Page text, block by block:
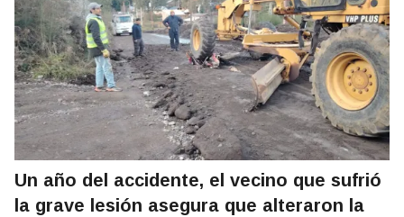
Un año del accidente, el vecino que sufrió
la grave lesión asegura que alteraron la